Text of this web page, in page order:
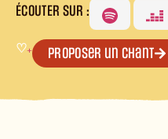
ÉCOUTER SUR :
♡+ Proposer un chant